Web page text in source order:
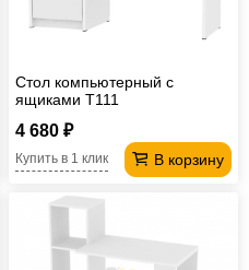
Стол компьютерный с
ящиками T111
4 680 ₽
В корзину
Купить в 1 клик